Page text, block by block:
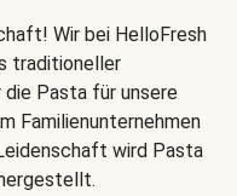
Wir bei HelloFresh
traditioneller
die Pasta für unsere
Familienunternehmen
wird Pasta